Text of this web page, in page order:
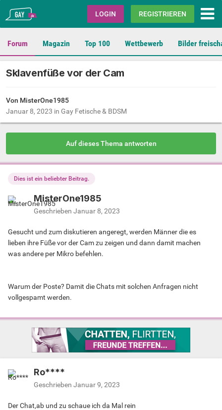
Gay.de LOGIN REGISTRIEREN
Forum Magazin Top 100 Wettbewerb Bilder
Sklavenfüße vor der Cam
Von MisterOne1985
Januar 8, 2023 in Gay Fetische & BDSM
Auf dieses Thema antworten
Dies ist ein beliebter Beitrag.
MisterOne1985
Geschrieben Januar 8, 2023
Gesucht und zum diskutieren angeregt, werden Männer die es
lieben ihre Füße vor der Cam zu zeigen und dann damit machen
was andere per Mikro befehlen.
Warum der Poste? Damit die Chats mit solchen Anfragen nicht
vollgespamt werden.
Ro****
Geschrieben Januar 9, 2023
Der Chat,ab und zu schaue ich da Mal rein